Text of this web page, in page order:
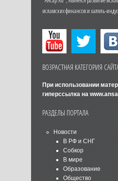
исламских финансов и халяль-
ВОЗРАСТНАЯ КАТЕГОРИЯ
При использовании
гиперссылка на
РАЗДЕЛЫ ПОРТАЛА
Новости
В РФ и СНГ
Собкор
В мире
Образование
Общество